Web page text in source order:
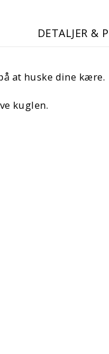
DETALJER &
at huske dine kære.
kuglen.